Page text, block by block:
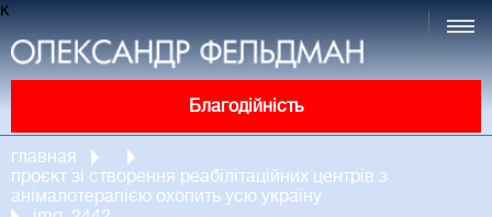
к
Благодійність
главная
проєкт зі створення реабілітаційних центрів з
анімалотерапією охопить усю україну